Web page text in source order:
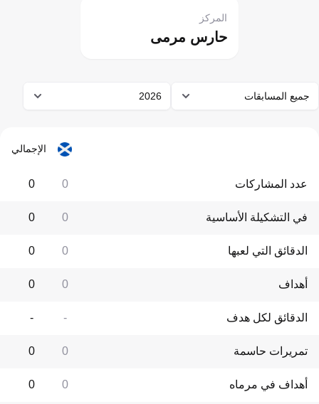
حارس مرمى
المركز
جميع المسابقات 2026
الإجمالي
عدد المشاركات 0
0
في التشكيلة الأساسية 0
0
الدقائق التي لعبها 0
0
أهداف 0
0
الدقائق لكل هدف -
-
تمريرات حاسمة 0
0
أهداف في مرماه 0
0